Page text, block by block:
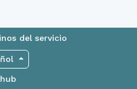
del servicio